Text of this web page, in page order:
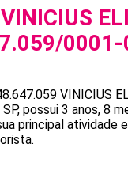
0001-
VINICIUS
SP, possui 3 anos, 8
principal atividade